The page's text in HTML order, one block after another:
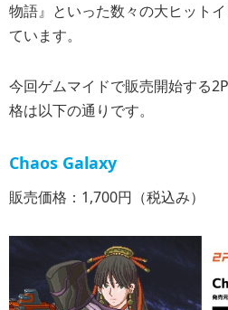
物語』といった数々の大ヒット
ています。
今回ゲムマイドで販売開始する
格は以下の通りです。
Chaos Galaxy
販売価格：1,700円（税込み）